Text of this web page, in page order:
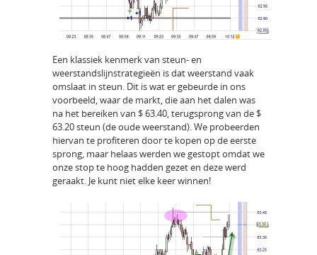
Een klassiek kenmerk van steun- en
weerstandslijnstrategieën is dat weerstand vaak
omslaat in steun. Dit is wat er gebeurde in ons
voorbeeld, waar de markt, die aan het dalen was
na het bereiken van $ 63.40, terugsprong van de $
63.20 steun (de oude weerstand). We probeerden
hiervan te profiteren door te kopen op de eerste
sprong, maar helaas werden we gestopt omdat we
onze stop te hoog hadden gezet en deze werd
geraakt. Je kunt niet elke keer winnen!